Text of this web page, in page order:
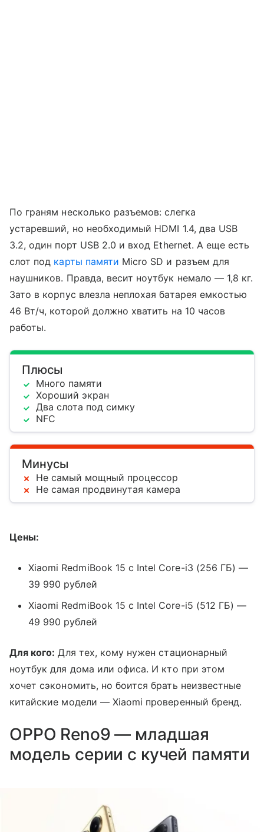
По граням несколько разъемов: слегка
устаревший, но необходимый HDMI 1.4, два USB
3.2, один порт USB 2.0 и вход Ethernet. А еще есть
слот под карты памяти Micro SD и разъем для
наушников. Правда, весит ноутбук немало — 1,8 кг.
Зато в корпус влезла неплохая батарея емкостью
46 Вт/ч, которой должно хватить на 10 часов
работы.
Плюсы
Много памяти
Хороший экран
Два слота под симку
NFC
Минусы
Не самый мощный процессор
Не самая продвинутая камера
Цены:
Xiaomi RedmiBook 15 с Intel Core-i3 (256 ГБ) —
39 990 рублей
Xiaomi RedmiBook 15 с Intel Core-i5 (512 ГБ) —
49 990 рублей
Для кого: Для тех, кому нужен стационарный
ноутбук для дома или офиса. И кто при этом
хочет сэкономить, но боится брать неизвестные
китайские модели — Xiaomi проверенный бренд.
OPPO Reno9 — младшая
модель серии с кучей памяти